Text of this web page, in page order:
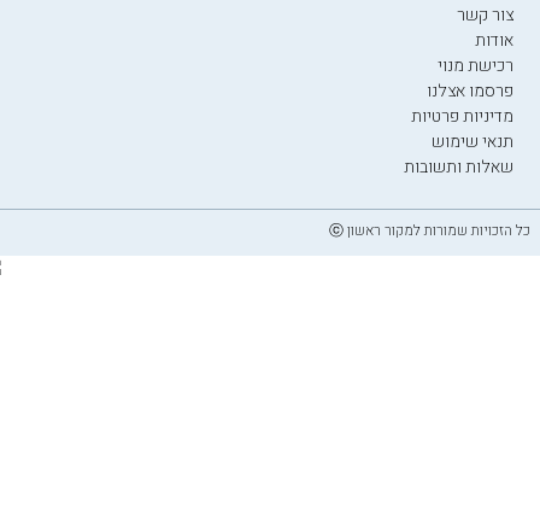
צור קשר
אודות
רכישת מנוי
פרסמו אצלנו
מדיניות פרטיות
תנאי שימוש
שאלות ותשובות
כל הזכויות שמורות למקור ראשון ⓒ